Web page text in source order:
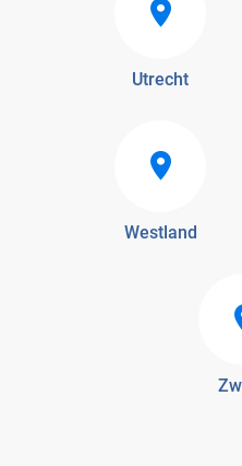
Utrecht
Westland